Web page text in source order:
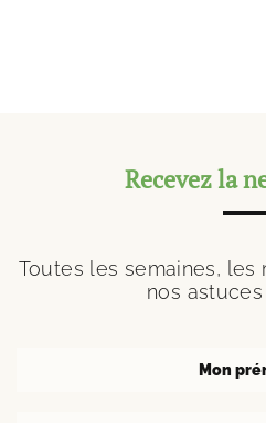
Recevez la
Toutes les semaines,
nos